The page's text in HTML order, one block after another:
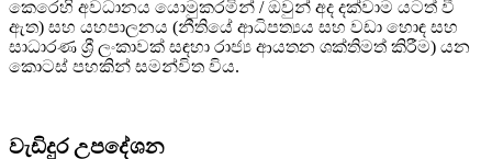
කෙරෙහි අවධානය යොමුකරමින් / ඔවුන් අද දක්වාම යටත් වී
ඇත) සහ යහපාලනය (නීතියේ ආධිපත්‍යය සහ වඩා හොඳ සහ
සාධාරණ ශ්‍රී ලංකාවක් සඳහා රාජ්‍ය ආයතන ශක්තිමත් කිරීම) යන
කොටස් පහකින් සමන්විත විය.
වැඩිදුර උපදේශන